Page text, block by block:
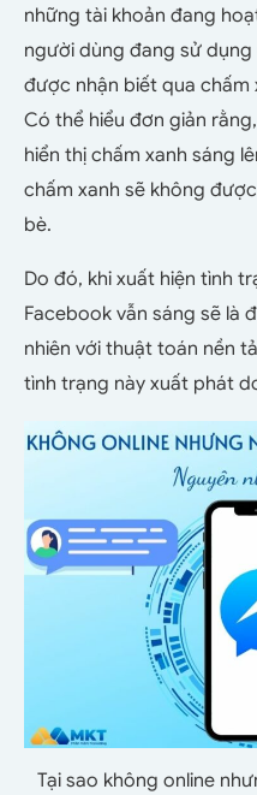
những tài khoản đang
người dùng đang sử
được nhận biết qua chấm
Có thể hiểu đơn giản
hiển thị chấm xanh sáng
chấm xanh sẽ không
bè.
Do đó, khi xuất hiện tình
Facebook vẫn sáng sẽ là
nhiên với thuật toán nền
tình trạng này xuất phát
Tại sao không online